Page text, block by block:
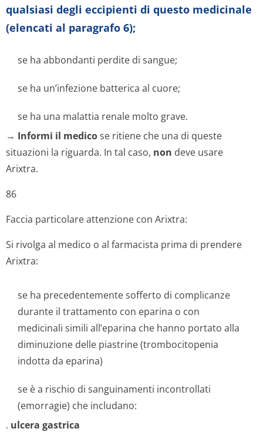
qualsiasi degli eccipienti di questo medicinale
(elencati al paragrafo 6);
se ha abbondanti perdite di sangue;
se ha un’infezione batterica al cuore;
se ha una malattia renale molto grave.
→ Informi il medicose ritiene che una di queste
situazioni la riguarda. In tal caso, non deve usare
Arixtra.
86
Faccia particolare attenzione con Arixtra:
Si rivolga al medico o al farmacista prima di prendere
Arixtra:
se ha precedentemente sofferto di complicanze
durante il trattamento con eparina o con
medicinali simili all’eparina che hanno portato alla
diminuzione delle piastrine (trombocitopenia
indotta da eparina)
se è a rischio di sanguinamenti incontrollati
(emorragie) che includano:
. ulcera gastrica